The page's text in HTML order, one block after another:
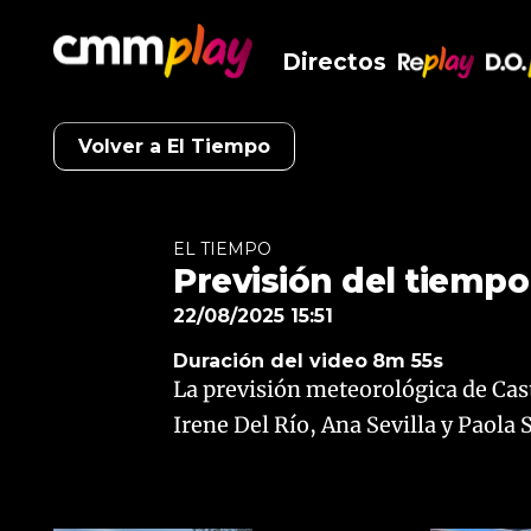
Directos
Volver a El Tiempo
EL TIEMPO
Previsión del
22/08/2025 15:51
Duración del video 8m 55s
La previsión meteorológica de
Irene Del Río, Ana Sevilla y Paola